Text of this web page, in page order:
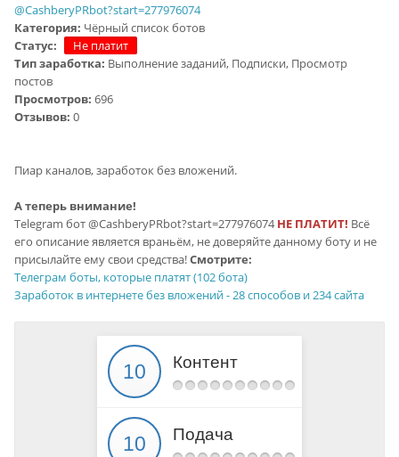
@CashberyPRbot?start=277976074
Категория: Чёрный список ботов
Статус:
Не платит
Тип заработка: Выполнение заданий, Подписки, Просмотр
постов
Просмотров: 696
Отзывов: 0
Пиар каналов, заработок без вложений.
А теперь внимание!
Telegram бот @CashberyPRbot?start=277976074НЕ ПЛАТИТ! Всё
его описание является враньём, не доверяйте данному боту и не
присылайте ему свои средства!Смотрите:
Телеграм боты, которые платят (102 бота)
Заработок в интернете без вложений - 28 способов и 234 сайта
Контент
Подача